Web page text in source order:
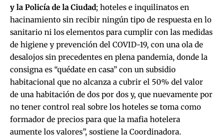
y la Policía de la Ciudad; hoteles e inquilinatos en
hacinamiento sin recibir ningún tipo de respuesta en lo
sanitario ni los elementos para cumplir con las medidas
de higiene y prevención del COVID-19, con una ola de
desalojos sin precedentes en plena pandemia, donde la
consigna es “quédate en casa” con un subsidio
habitacional que no alcanza a cubrir el 50% del valor
de una habitación de dos por dos y, que nuevamente por
no tener control real sobre los hoteles se toma como
formador de precios para que la mafia hotelera
aumente los valores”, sostiene la Coordinadora.